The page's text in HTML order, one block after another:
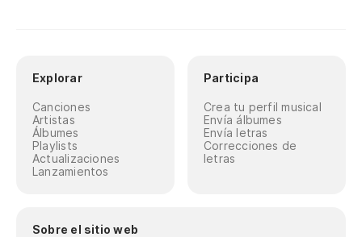
Explorar
Canciones
Artistas
Álbumes
Playlists
Actualizaciones
Lanzamientos
Participa
Crea tu perfil musical
Envía álbumes
Envía letras
Correcciones de
letras
Sobre el sitio web